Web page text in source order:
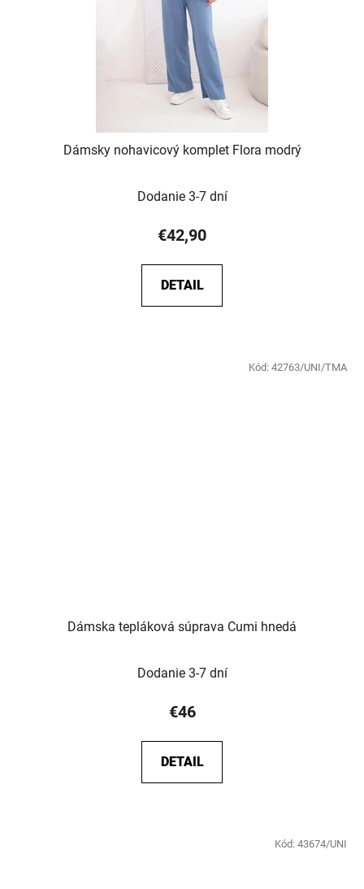
Dámsky nohavicový komplet Flora modrý
Dodanie 3-7 dní
€42,90
DETAIL
Dámska tepláková súprava Cumi hnedá
Dodanie 3-7 dní
€46
DETAIL
Kód: 42763/UNI/TMA
Kód: 43674/UNI